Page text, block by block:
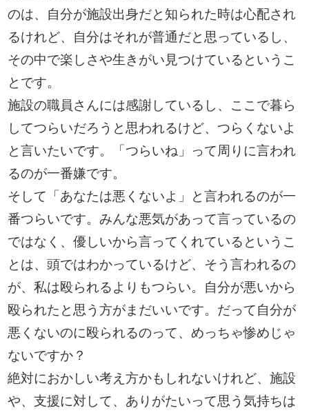
のは、自分が施設出身だと知られた時は心配され
るけれど、自分はそれが普通だと思っているし、
その中で楽しさや生きがい見つけているというこ
とです。
施設の職員さんには感謝しているし、ここで暮ら
してつらいだろうと思われるけど、つらくないよ
と言いたいです。「つらいね」って周りに言われ
るのが一番嫌です。
そして「あなたは悪くないよ」と言われるのが一
番つらいです。みんな悪気があって言っているの
ではなく、優しいから言ってくれているというこ
とは、頭ではわかっているけど、そう言われるの
が、私は殴られるよりもつらい。自分が悪いから
殴られたと思う方がまだいいです。だって自分が
悪くないのに殴られるのって、めっちゃ惨めじゃ
ないですか？
絶対におかしい考え方かもしれないけれど、施設
や、支援に対して、ありがたいって思う気持ちは